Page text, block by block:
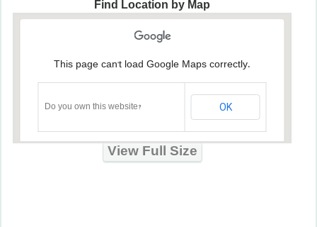
Find Location by Map
This page can't load Google Maps correctly.
Do you own this website? OK
View Full Size